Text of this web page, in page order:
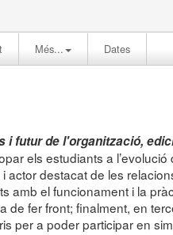
Més... Dates
i futur de l'organització,
els estudiants a
actor destacat de les
amb el funcionament i la
de fer front; finalment, en
per a poder participar en